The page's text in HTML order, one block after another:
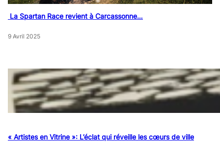
La Spartan Race revient à Carcassonne…
9 Avril 2025
« Artistes en Vitrine »: L’éclat qui réveille les cœurs de ville